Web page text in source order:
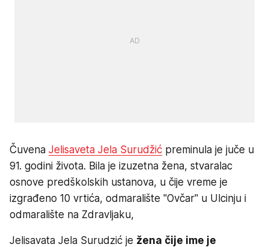
Čuvena Jelisaveta Jela Surudžić preminula je juče u
91. godini života. Bila je izuzetna žena, stvaralac
osnove predškolskih ustanova, u čije vreme je
izgrađeno 10 vrtića, odmaralište "Ovčar" u Ulcinju i
odmaralište na Zdravljaku,
Jelisavata Jela Surudzić je žena čije ime je